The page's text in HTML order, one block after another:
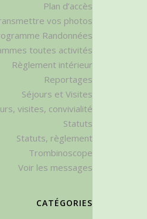
Plan d’accès
vos photos
Randonnées
toutes activités
Règlement intérieur
Reportages
Séjours et Visites
visites, convivialité
Statuts
Statuts, règlement
Trombinoscope
Voir les messages
CATÉGORIES